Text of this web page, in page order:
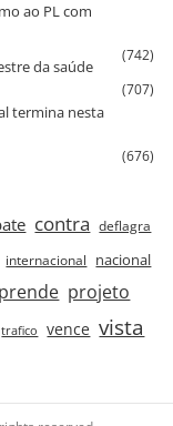
ao PL com
(742)
da saúde
(707)
termina nesta
(676)
contra deflagra
internacional nacional
prende projeto
trafico vence vista